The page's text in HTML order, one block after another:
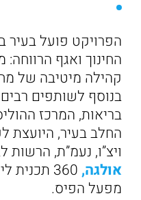
הפרויקט פועל בעיר
החינוך ואגף
קהילה מיטיבה של
בנוסף לשותפים
בריאות, המרכז
החלב בעיר, היועצת
ויצ”ו, נעמ”ת, הרשות
אולגה,
360
מפעל הפיס.